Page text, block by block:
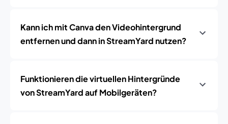
Kann ich mit Canva den Videohintergrund
entfernen und dann in StreamYard nutzen?
Funktionieren die virtuellen Hintergründe
von StreamYard auf Mobilgeräten?